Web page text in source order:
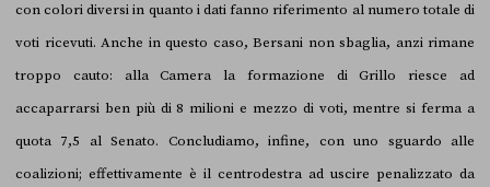
con colori diversi in quanto i dati fanno riferimento al numero totale di
voti ricevuti. Anche in questo caso, Bersani non sbaglia, anzi rimane
troppo cauto: alla Camera la formazione di Grillo riesce ad
accaparrarsi ben più di 8 milioni e mezzo di voti, mentre si ferma a
quota 7,5 al Senato. Concludiamo, infine, con uno sguardo alle
coalizioni; effettivamente è il centrodestra ad uscire penalizzato da